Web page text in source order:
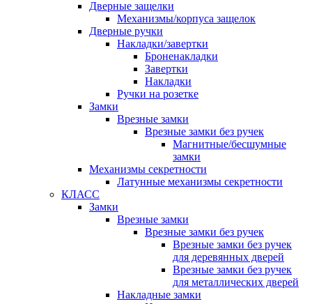
Дверные защелки
Механизмы/корпуса защелок
Дверные ручки
Накладки/завертки
Броненакладки
Завертки
Накладки
Ручки на розетке
Замки
Врезные замки
Врезные замки без ручек
Магнитные/бесшумные
замки
Механизмы секретности
Латунные механизмы секретности
КЛАСС
Замки
Врезные замки
Врезные замки без ручек
Врезные замки без ручек
для деревянных дверей
Врезные замки без ручек
для металлических дверей
Накладные замки